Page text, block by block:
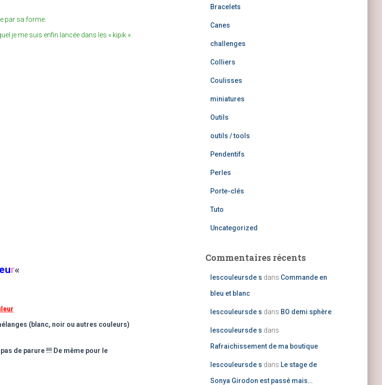
par sa forme.
je me suis enfin lancée dans les « kipik »:
eur«
(blanc, noir ou autres couleurs)
de parure !!! De même pour le
Bracelets
Canes
challenges
Colliers
Coulisses
miniatures
Outils
outils / tools
Pendentifs
Perles
Porte-clés
Tuto
Uncategorized
Commentaires récents
lescouleursde s dans Commande en
bleu et blanc
lescouleursde s dans BO demi sphère
lescouleursde s dans
Rafraichissement de ma boutique
lescouleursde s dans Le stage de
Sonya Girodon est passé mais…